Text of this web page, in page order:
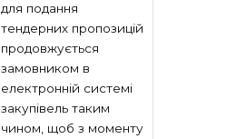
для подання
тендерних пропозицій
продовжується
замовником в
електронній системі
закупівель таким
чином, щоб з моменту